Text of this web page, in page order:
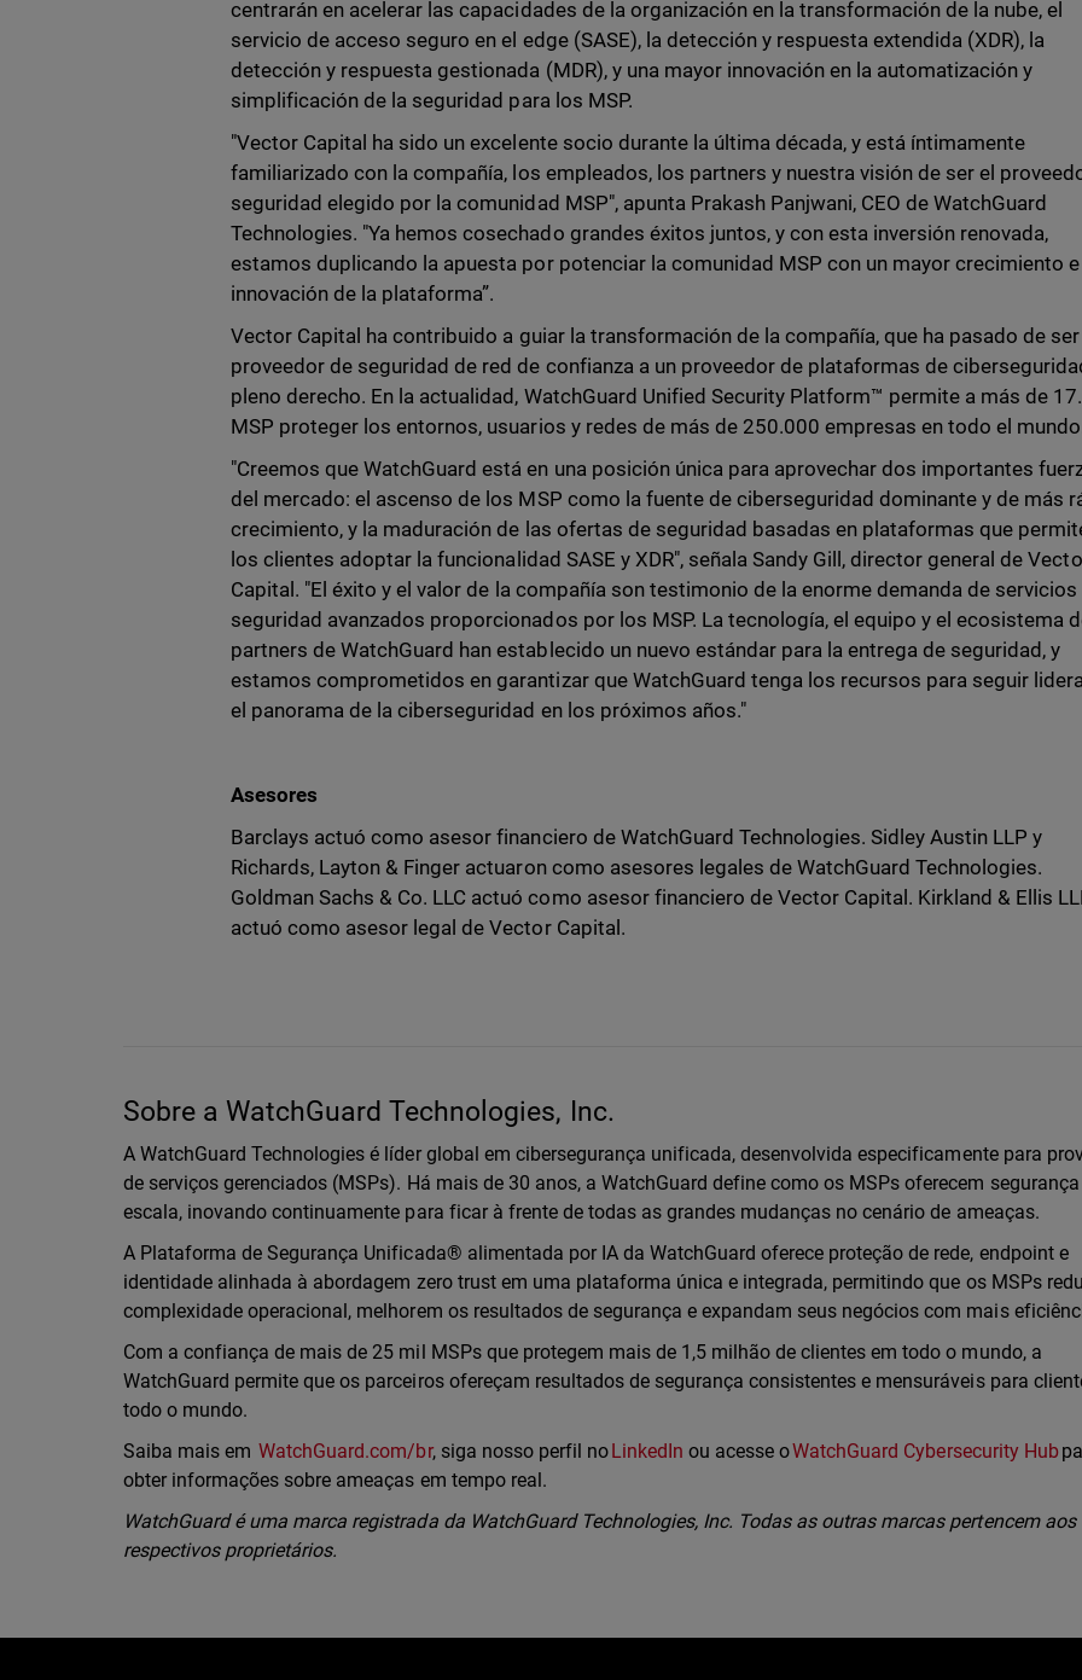
centrarán en acelerar las capacidades de la organización en la transformación de la nube, el
servicio de acceso seguro en el edge (SASE), la detección y respuesta extendida (XDR), la
detección y respuesta gestionada (MDR), y una mayor innovación en la automatización y
simplificación de la seguridad para los MSP.
"Vector Capital ha sido un excelente socio durante la última década, y está íntimamente
familiarizado con la compañía, los empleados, los partners y nuestra visión de ser el
seguridad elegido por la comunidad MSP", apunta Prakash Panjwani, CEO de WatchGuard
Technologies. "Ya hemos cosechado grandes éxitos juntos, y con esta inversión renovada,
estamos duplicando la apuesta por potenciar la comunidad MSP con un mayor crecimiento e
innovación de la plataforma”.
Vector Capital ha contribuido a guiar la transformación de la compañía, que ha pasado de
proveedor de seguridad de red de confianza a un proveedor de plataformas de
pleno derecho. En la actualidad, WatchGuard Unified Security Platform™ permite a más de
MSP proteger los entornos, usuarios y redes de más de 250.000 empresas en todo el
"Creemos que WatchGuard está en una posición única para aprovechar dos importantes
del mercado: el ascenso de los MSP como la fuente de ciberseguridad dominante y de más
crecimiento, y la maduración de las ofertas de seguridad basadas en plataformas que
los clientes adoptar la funcionalidad SASE y XDR", señala Sandy Gill, director general de
Capital. "El éxito y el valor de la compañía son testimonio de la enorme demanda de servicios
seguridad avanzados proporcionados por los MSP. La tecnología, el equipo y el ecosistema
partners de WatchGuard han establecido un nuevo estándar para la entrega de seguridad, y
estamos comprometidos en garantizar que WatchGuard tenga los recursos para seguir
el panorama de la ciberseguridad en los próximos años."
Asesores
Barclays actuó como asesor financiero de WatchGuard Technologies. Sidley Austin LLP y
Richards, Layton & Finger actuaron como asesores legales de WatchGuard Technologies.
Goldman Sachs & Co. LLC actuó como asesor financiero de Vector Capital. Kirkland & Ellis
actuó como asesor legal de Vector Capital.
Sobre a WatchGuard Technologies, Inc.
A WatchGuard Technologies é líder global em cibersegurança unificada, desenvolvida especificamente para
de serviços gerenciados (MSPs). Há mais de 30 anos, a WatchGuard define como os MSPs oferecem
escala, inovando continuamente para ficar à frente de todas as grandes mudanças no cenário de ameaças.
A Plataforma de Segurança Unificada® alimentada por IA da WatchGuard oferece proteção de rede, endpoint e
identidade alinhada à abordagem zero trust em uma plataforma única e integrada, permitindo que os MSPs
complexidade operacional, melhorem os resultados de segurança e expandam seus negócios com mais
Com a confiança de mais de 25 mil MSPs que protegem mais de 1,5 milhão de clientes em todo o mundo, a
WatchGuard permite que os parceiros ofereçam resultados de segurança consistentes e mensuráveis para
todo o mundo.
Saiba mais emWatchGuard.com/br, siga nosso perfil noLinkedIn ou acesse oWatchGuard Cybersecurity Hub
obter informações sobre ameaças em tempo real.
WatchGuard é uma marca registrada da WatchGuard Technologies, Inc. Todas as outras marcas pertencem aos
respectivos proprietários.